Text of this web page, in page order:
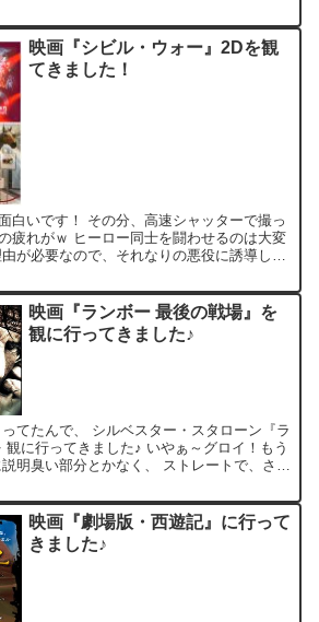
映画『シビル・ウォー』2Dを観
てきました！
白いです！ その分、高速シャッターで撮っ
疲れがｗ ヒーロー同士を闘わせるのは大変
が必要なので、それなりの悪役に誘導して
映画『ランボー 最後の戦場』を
観に行ってきました♪
たんで、 シルベスター・スタローン『ラ
に行ってきました♪ いやぁ～グロイ！もう
明臭い部分とかなく、 ストレートで、さわ
映画『劇場版・西遊記』に行って
きました♪